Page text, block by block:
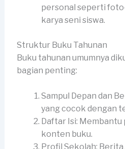
personal seperti
karya seni siswa.
Struktur Buku Tahunan
Buku tahunan umumnya
bagian penting:
Sampul Depan dan
yang cocok dengan
Daftar Isi:
konten buku.
Profil Sekolah: